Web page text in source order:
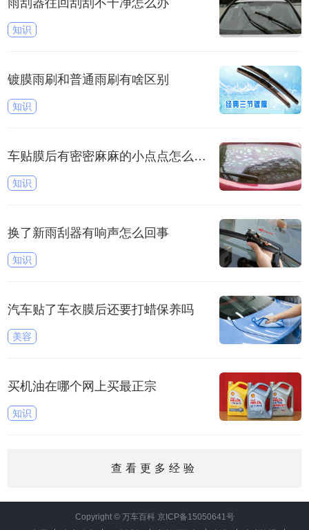
雨刮器往回刮刮不干净怎么办
知识
镀膜雨刷和普通雨刷有啥区别
知识
车贴膜后有密密麻麻的小点点怎么回事
知识
换了新雨刮器有响声怎么回事
知识
汽车贴了车衣膜后还要打蜡保养吗
美容
买机油在哪个网上买最正宗
知识
查看更多经验
Copyright © 万车百科 京ICP备15050641号